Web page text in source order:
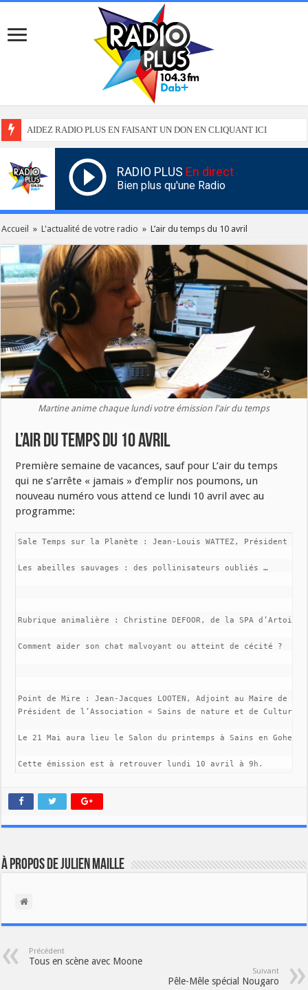
AIDEZ RADIO PLUS EN FAISANT UN DON EN CLIQUANT ICI
RADIO PLUS En direct
Bien plus qu'une Radio
Accueil » L'actualité de votre radio » L’air du temps du 10 avril
Martine anime chaque lundi votre émission l'air du temps
L’air du temps du 10 avril
Première semaine de vacances, sauf pour L’air du temps
qui ne s’arrête « jamais » d’emplir nos poumons, un
nouveau numéro vous attend ce lundi 10 avril avec au
programme:
Sale Temps sur la Planète : Jean-Louis WATTEZ, Président de
Les abeilles sauvages : des pollinisateurs oubliés …
Rubrique animalière : Christine DEFOOR, de la SPA d’Artois
Comment aider son chat malvoyant ou atteint de cécité ?
Point de Mire : Jean-Jacques LOOTEN, Adjoint au Maire de
Président de l’Association « Sains de nature et de Culture
Le 21 Mai aura lieu le Salon du printemps à Sains en
Cette émission est à retrouver lundi 10 avril à 9h.
À propos de Julien Maille
Précédent
Tous en scène avec Moone
Suivant
Pêle-Mêle spécial Nougaro